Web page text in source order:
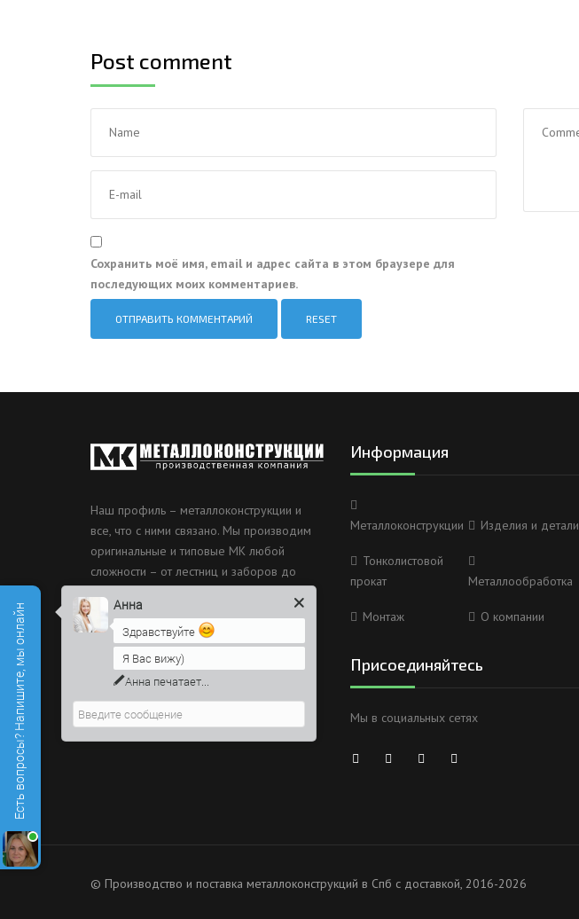
Post comment
Сохранить моё имя, email и адрес сайта в этом браузере для
последующих моих комментариев.
RESET
Наш профиль – металлоконструкции и
все, что с ними связано. Мы производим
оригинальные и типовые МК любой
сложности – от лестниц и заборов до
Россия, Санкт-Петербург, 2
Муринский проспект дом 38
8 (812) 603-49-30
info@metallokonstrukciispb.ru
Информация
Металлоконструкции Изделия и детали
Тонколистовой
прокат
Металлообработка
Монтаж О компании
Присоединяйтесь
Мы в социальных сетях
© Производство и поставка металлоконструкций в Спб с доставкой, 2016-2026
Есть вопросы? Напишите, мы онлайн Анна
Здравствуйте
Я Вас вижу)
Напишите сюда свой вопрос.
Возможно, его решение будет
быстрее